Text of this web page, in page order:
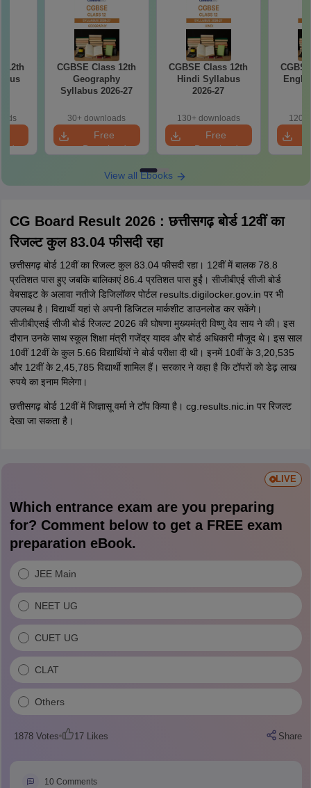
12th
CGBSE Class 12th
Geography
Syllabus 2026-27
30+ downloads
Free
Download
CGBSE Class 12th
Hindi Syllabus
2026-27
130+ downloads
Free
Download
120+
View all Ebooks
CG Board Result 2026 : छत्तीसगढ़ बोर्ड 12वीं का
रिजल्ट कुल 83.04 फीसदी रहा
छत्तीसगढ़ बोर्ड 12वीं का रिजल्ट कुल 83.04 फीसदी रहा। 12वीं में बालक 78.8
प्रतिशत पास हुए जबकि बालिकाएं 86.4 प्रतिशत पास हुईं। सीजीबीएई सीजी बोर्ड
वेबसाइट के अलावा नतीजे डिजिलॉकर पोर्टल results.digilocker.gov.in पर भी
उपलब्ध है। विद्यार्थी यहां से अपनी डिजिटल मार्कशीट डाउनलोड कर सकेंगे।
सीजीबीएसई सीजी बोर्ड रिजल्ट 2026 की घोषणा मुख्यमंत्री विष्णु देव साय ने की। इस
दौरान उनके साथ स्कूल शिक्षा मंत्री गजेंद्र यादव और बोर्ड अधिकारी मौजूद थे। इस साल
10वीं 12वीं के कुल 5.66 विद्यार्थियों ने बोर्ड परीक्षा दी थी। इनमें 10वीं के 3,20,535
और 12वीं के 2,45,785 विद्यार्थी शामिल हैं। सरकार ने कहा है कि टॉपरों को डेढ़ लाख
रुपये का इनाम मिलेगा।
छत्तीसगढ़ बोर्ड 12वीं में जिज्ञासू वर्मा ने टॉप किया है। cg.results.nic.in पर रिजल्ट
देखा जा सकता है।
LIVE
Which entrance exam are you preparing
for? Comment below to get a FREE exam
preparation eBook.
JEE Main
NEET UG
CUET UG
CLAT
Others
1878Votes 17Likes Share
10 Comments